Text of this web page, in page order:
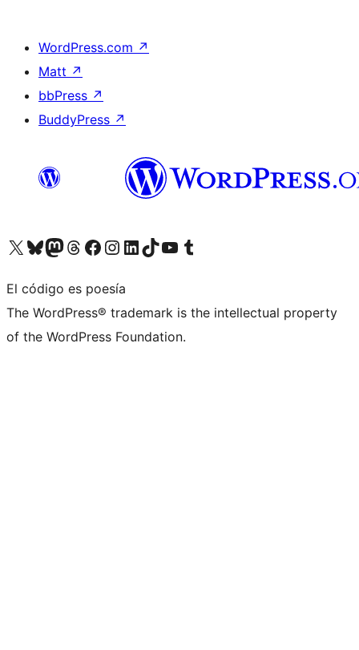
WordPress.com ↗
Matt ↗
bbPress ↗
BuddyPress ↗
Visita nuestra cuenta de X (anteriormente Twitter)
Visita nuestra cuenta de Bluesky
Visita nuestra cuenta de Mastodon
Visita nuestra cuenta de Threads
Visita nuestra página de Facebook
Visita nuestra cuenta de Instagram
Visita nuestra cuenta de LinkedIn
Visita nuestra cuenta de TikTok
Visita nuestro canal de YouTube
Visita nuestra cuenta de Tumblr
El código es poesía
The WordPress® trademark is the intellectual property
of the WordPress Foundation.